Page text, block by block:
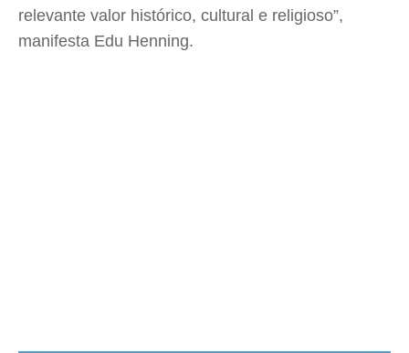
relevante valor histórico, cultural e religioso”,
manifesta Edu Henning.